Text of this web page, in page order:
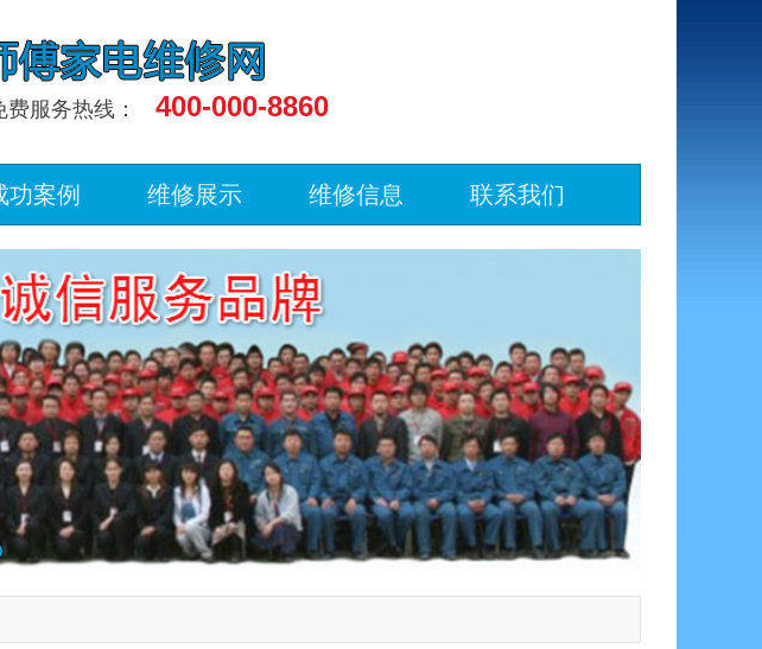
服务热线： 400-000-8860
功案例 维修展示 维修信息 联系我们